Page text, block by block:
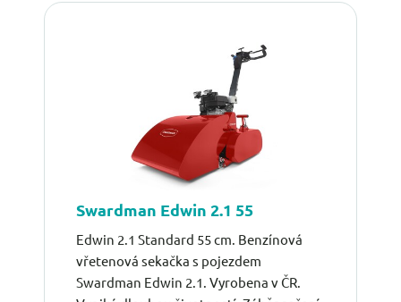
Swardman Edwin 2.1 55
Edwin 2.1 Standard 55 cm. Benzínová
vřetenová sekačka s pojezdem
Swardman Edwin 2.1. Vyrobena v ČR.